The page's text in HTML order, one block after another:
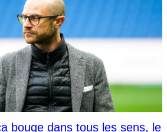
bouge dans tous les sens, le